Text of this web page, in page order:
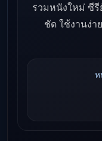
รวมหนังใหม่ ซี
ชัด ใช้งานง่า
ห